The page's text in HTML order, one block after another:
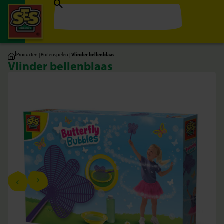
|Producten | Buitenspelen |Vlinder bellenblaas
Vlinder bellenblaas